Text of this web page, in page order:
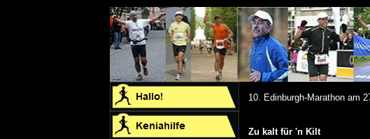
10. Edinburgh-Marathon am
Zu kalt für 'n Kilt